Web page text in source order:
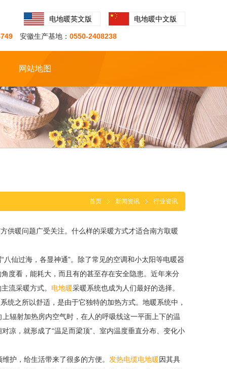
电地暖英文版 电地暖中文版
安徽生产基地： 0550-2408238
网站地图
首页 新闻资讯 行业资讯
供暖问题广受关注。什么样的采暖方式才适合南方取暖
仙过海，各显神通”。除了常见的空调和小太阳等电暖器
度看，能耗大，而且有的甚至存在安全隐患。近年来分
流采暖方式。 电地暖采暖系统也成为人们最好的选择。
之所以舒适，是由于它独特的加热方式。地暖系统中，
辐射加热房内空气时，在人的呼吸线这一平面上下的温
凉，就形成了“温足而梁顶”、室内温度垂直分布、变化小
护，给生活带来了很多的方便。 发热电缆电地暖因其具